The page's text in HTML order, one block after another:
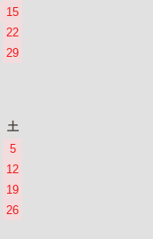
15
22
29
土
5
12
19
26